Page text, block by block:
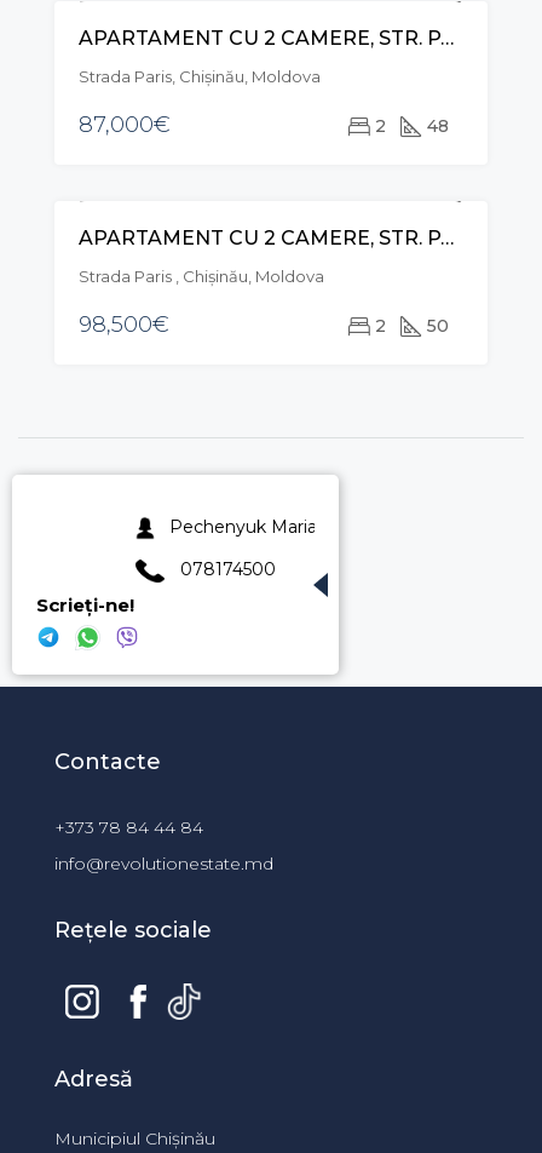
VÂNZARE
APARTAMENT CU 2 CAMERE, STR. PARIS, BUIUCANI
Strada Paris, Chișinău, Moldova
87,000€ 2 48
VÂNZARE
APARTAMENT CU 2 CAMERE, STR. PARIS, BUIUCANI
Strada Paris , Chișinău, Moldova
98,500€ 2 50
Pechenyuk Maria
078174500
Scrieți-ne!
Contacte
+373 78 84 44 84
info@revolutionestate.md
Rețele sociale
Adresă
Municipiul Chișinău